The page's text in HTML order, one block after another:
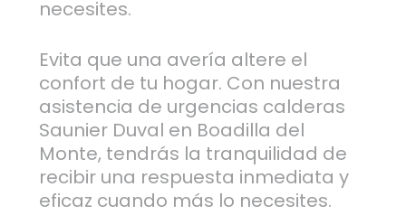
necesites.
Evita que una avería altere el
confort de tu hogar. Con nuestra
asistencia de urgencias calderas
Saunier Duval en Boadilla del
Monte, tendrás la tranquilidad de
recibir una respuesta inmediata y
eficaz cuando más lo necesites.